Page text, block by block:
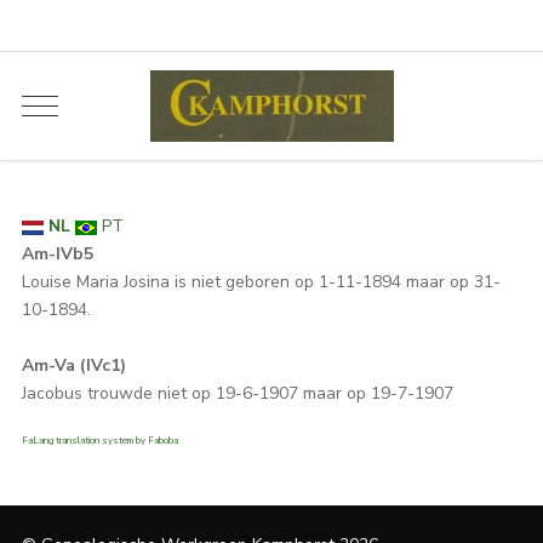
NL
PT
Am-IVb5
Louise Maria Josina is niet geboren op 1-11-1894 maar op 31-
10-1894.
Am-Va (IVc1)
Jacobus trouwde niet op 19-6-1907 maar op 19-7-1907
FaLang translation system by Faboba